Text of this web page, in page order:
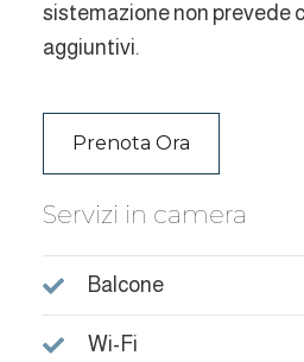
sistemazione non prevede
aggiuntivi.
Prenota Ora
Servizi in camera
Balcone
Wi-Fi